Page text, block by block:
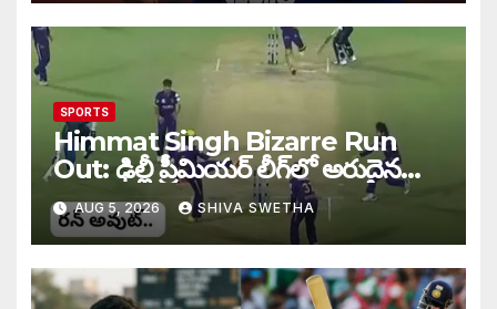
SPORTS
Himmat Singh Bizarre Run
Out: ఢిల్లీ ప్రీమియర్ లీగ్‌లో అరుదైన
రనౌట్ ఘటన వైరల్.
AUG 5, 2026 SHIVA SWETHA